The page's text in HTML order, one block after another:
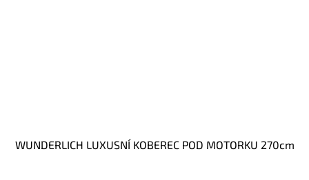
WUNDERLICH LUXUSNÍ KOBEREC POD MOTORKU 270cm